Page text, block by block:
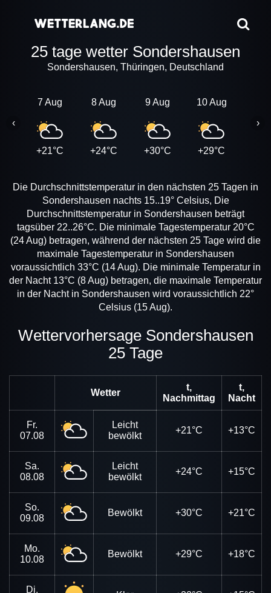
25 tage wetter Sondershausen
Sondershausen, Thüringen, Deutschland
7 Aug
+21°C
8 Aug
+24°C
9 Aug
+30°C
10 Aug
+29°C
‹ ›
Die Durchschnittstemperatur in den nächsten 25 Tagen in
Sondershausen nachts 15..19° Celsius, Die
Durchschnittstemperatur in Sondershausen beträgt
tagsüber 22..26°C. Die minimale Tagestemperatur 20°C
(24 Aug) betragen, während der nächsten 25 Tage wird die
maximale Tagestemperatur in Sondershausen
voraussichtlich 33°C (14 Aug). Die minimale Temperatur in
der Nacht 13°C (8 Aug) betragen, die maximale Temperatur
in der Nacht in Sondershausen wird voraussichtlich 22°
Celsius (15 Aug).
Wettervorhersage Sondershausen
25 Tage
Wetter
t,
Nachmittag
t,
Nacht
Fr.
07.08
Leicht
bewölkt
+21°C +13°C
Sa.
08.08
Leicht
bewölkt
+24°C +15°C
So.
09.08
Bewölkt +30°C +21°C
Mo.
10.08
Bewölkt +29°C +18°C
Di.